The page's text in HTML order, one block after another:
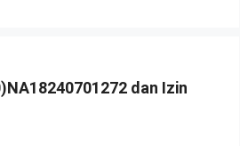
dan Izin